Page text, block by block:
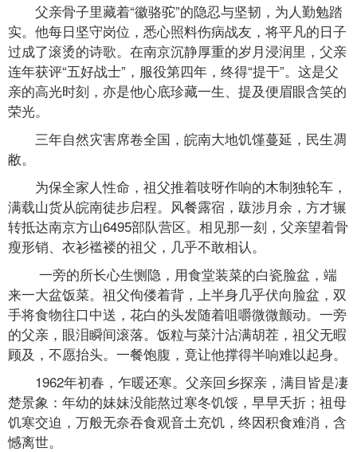
父亲骨子里藏着“徽骆驼”的隐忍与坚韧，为人勤勉踏
实。他每日坚守岗位，悉心照料伤病战友，将平凡的日子
过成了滚烫的诗歌。在南京沉静厚重的岁月浸润里，父亲
连年获评“五好战士”，服役第四年，终得“提干”。这是父
亲的高光时刻，亦是他心底珍藏一生、提及便眉眼含笑的
荣光。
三年自然灾害席卷全国，皖南大地饥馑蔓延，民生凋
敝。
为保全家人性命，祖父推着吱呀作响的木制独轮车，
满载山货从皖南徒步启程。风餐露宿，跋涉月余，方才辗
转抵达南京方山6495部队营区。相见那一刻，父亲望着骨
瘦形销、衣衫褴褛的祖父，几乎不敢相认。
一旁的所长心生恻隐，用食堂装菜的白瓷脸盆，端
来一大盆饭菜。祖父佝偻着背，上半身几乎伏向脸盆，双
手将食物往口中送，花白的头发随着咀嚼微微颤动。一旁
的父亲，眼泪瞬间滚落。饭粒与菜汁沾满胡茬，祖父无暇
顾及，不愿抬头。一餐饱腹，竟让他撑得半响难以起身。
1962年初春，乍暖还寒。父亲回乡探亲，满目皆是凄
楚景象：年幼的妹妹没能熬过寒冬饥馁，早早夭折；祖母
饥寒交迫，万般无奈吞食观音土充饥，终因积食难消，含
憾离世。